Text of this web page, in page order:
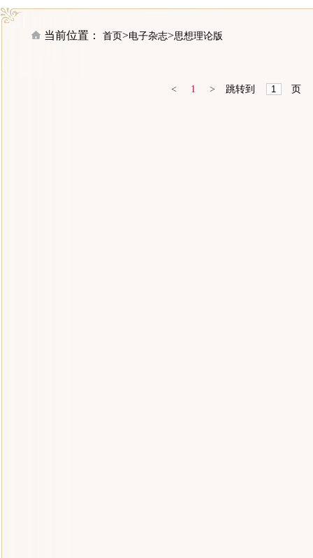
当前位置： 首页>电子杂志>思想理论版
< 1 > 跳转到 页